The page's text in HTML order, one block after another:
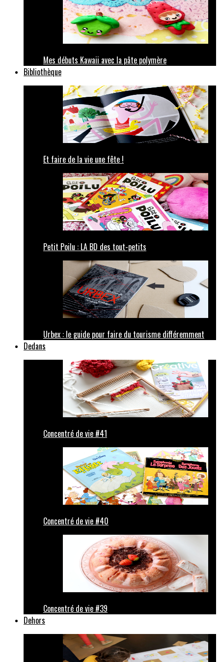
Mes débuts Kawaii avec la pâte polymère
Bibliothèque
Et faire de la vie une fête !
Petit Poilu : LA BD des tout-petits
Urbex : le guide pour faire du tourisme différemment
Dedans
Concentré de vie #41
Concentré de vie #40
Concentré de vie #39
Dehors